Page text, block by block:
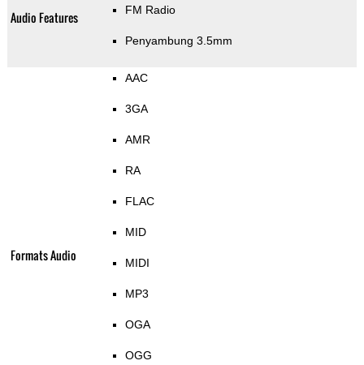
Audio Features FM Radio
Penyambung 3.5mm
Formats Audio
AAC
3GA
AMR
RA
FLAC
MID
MIDI
MP3
OGA
OGG